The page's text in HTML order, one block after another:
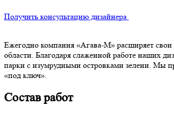
Получить консультацию дизайнера
Ежегодно компания «Агава-М» расширяет
области. Благодаря слаженной работе наших
парки с изумрудными островками зелени. Мы
«под ключ».
Состав работ